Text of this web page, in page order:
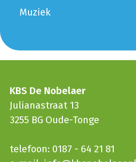
Muziek
KBS De Nobelaer
Julianastraat 13
3255 BG Oude-Tonge
telefoon: 0187 - 64 21 81